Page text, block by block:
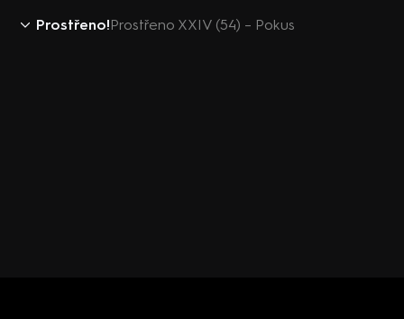
Prostřeno!Prostřeno XXIV (54) – Pokus